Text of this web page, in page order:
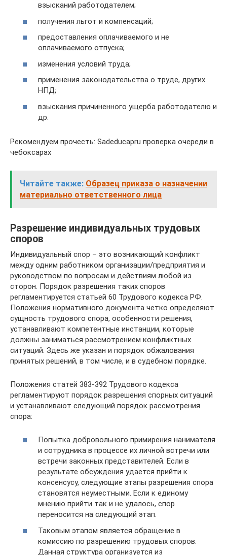
взысканий работодателем;
получения льгот и компенсаций;
предоставления оплачиваемого и не
оплачиваемого отпуска;
изменения условий труда;
применения законодательства о труде, других
НПД;
взыскания причиненного ущерба работодателю и
др.
Рекомендуем прочесть: Sadeducapru проверка очереди в
чебоксарах
Читайте также: Образец приказа о назначении
материально ответственного лица
Разрешение индивидуальных трудовых
споров
Индивидуальный спор – это возникающий конфликт
между одним работником организации/предприятия и
руководством по вопросам и действиям любой из
сторон. Порядок разрешения таких споров
регламентируется статьей 60 Трудового кодекса РФ.
Положения нормативного документа четко определяют
сущность трудового спора, особенности решения,
устанавливают компетентные инстанции, которые
должны заниматься рассмотрением конфликтных
ситуаций. Здесь же указан и порядок обжалования
принятых решений, в том числе, и в судебном порядке.
Положения статей 383-392 Трудового кодекса
регламентируют порядок разрешения спорных ситуаций
и устанавливают следующий порядок рассмотрения
спора:
Попытка добровольного примирения нанимателя
и сотрудника в процессе их личной встречи или
встречи законных представителей. Если в
результате обсуждения удается прийти к
консенсусу, следующие этапы разрешения спора
становятся неуместными. Если к единому
мнению прийти так и не удалось, спор
переносится на следующий этап.
Таковым этапом является обращение в
комиссию по разрешению трудовых споров.
Данная структура организуется из